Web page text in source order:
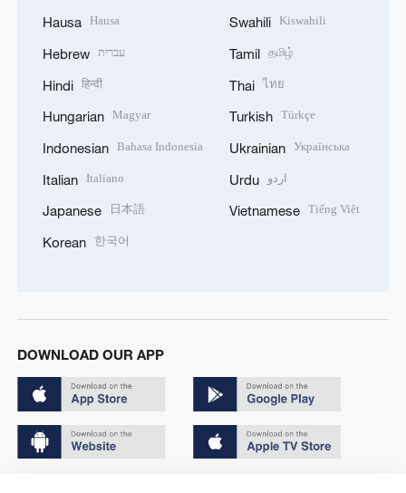
Hausa Hausa
Hebrew עברית
Hindi हिन्दी
Hungarian Magyar
Indonesian Bahasa Indonesia
Italian Italiano
Japanese 日本語
Korean 한국어
Swahili Kiswahili
Tamil தமிழ்
Thai ไทย
Turkish Türkçe
Ukrainian Українська
Urdu اردو
Vietnamese Tiếng Việt
DOWNLOAD OUR APP